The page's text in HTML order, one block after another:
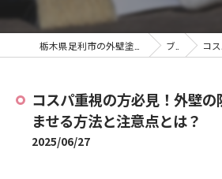
ブログ コスパ重
コスパ重視の方必見！外壁
ませる方法と注意点とは？
2025/06/27